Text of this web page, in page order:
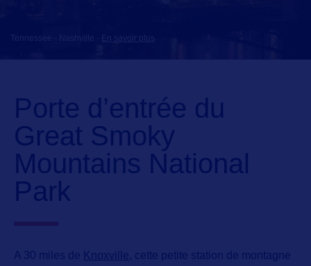
Tennessee - Nashville En savoir plus
Porte d’entrée du
Great Smoky
Mountains National
Park
A 30 miles de Knoxville, cette petite station de montagne